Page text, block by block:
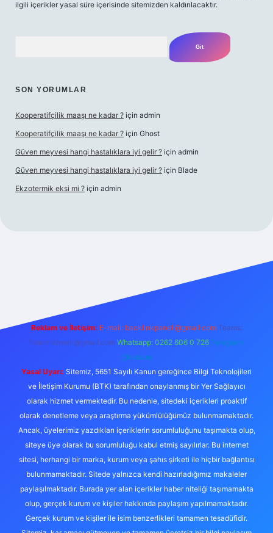
ilgili içerikler yasal süre içerisinde sitemizden kaldırılacaktır.
SON YORUMLAR
Kooperatifçilik maaşı ne kadar ? için admin
Kooperatifçilik maaşı ne kadar ? için Ghost
Güven meyvesi hangi hastalıklara iyi gelir ? için admin
Güven meyvesi hangi hastalıklara iyi gelir ? için Blade
Ekzotermik eksi mi ? için admin
Reklam ve İletişim: E-mail: backlinkpaneli@gmail.com Teams:
forumhizmeti@gmail.com Whatsapp: 0262 606 0 726 Telegram:
@karabul
Yasal Uyarı: Sitemiz, 5651 Sayılı Kanun gereğince Bilgi Teknolojileri
ve İletişim Kurumu (BTK) tarafından onaylanmış bir Yer Sağlayıcı
olarak hizmet vermektedir. Bu nedenle, sitedeki içerikleri proaktif
olarak denetleme veya araştırma yükümlülüğümüz bulunmamaktadır.
Ancak, üyelerimiz yazdıkları içeriklerin sorumluluğunu taşımakta olup,
siteye üye olarak bu sorumluluğu kabul etmiş sayılırlar. Bu internet
sitesi, herhangi bir marka, kurum veya şahıs şirketi ile hiçbir bağlantısı
bulunmamaktadır. Sitede yalnızca kendi hazırladığımız makaleler
paylaşılmaktadır. Burada yer alan içerikler haber niteliği taşımamakta
olup, gerçek kurum ve kişiler hakkında paylaşım yapılmamaktadır.
Gerçek kurum ve kişiler ile isim benzerlikleri tamamen tesadüfidir.